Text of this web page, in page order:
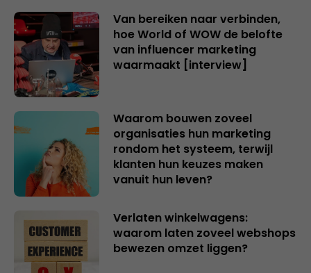
Van bereiken naar verbinden,
hoe World of WOW de belofte
van influencer marketing
waarmaakt [interview]
Waarom bouwen zoveel
organisaties hun marketing
rondom het systeem, terwijl
klanten hun keuzes maken
vanuit hun leven?
Verlaten winkelwagens:
waarom laten zoveel webshops
bewezen omzet liggen?